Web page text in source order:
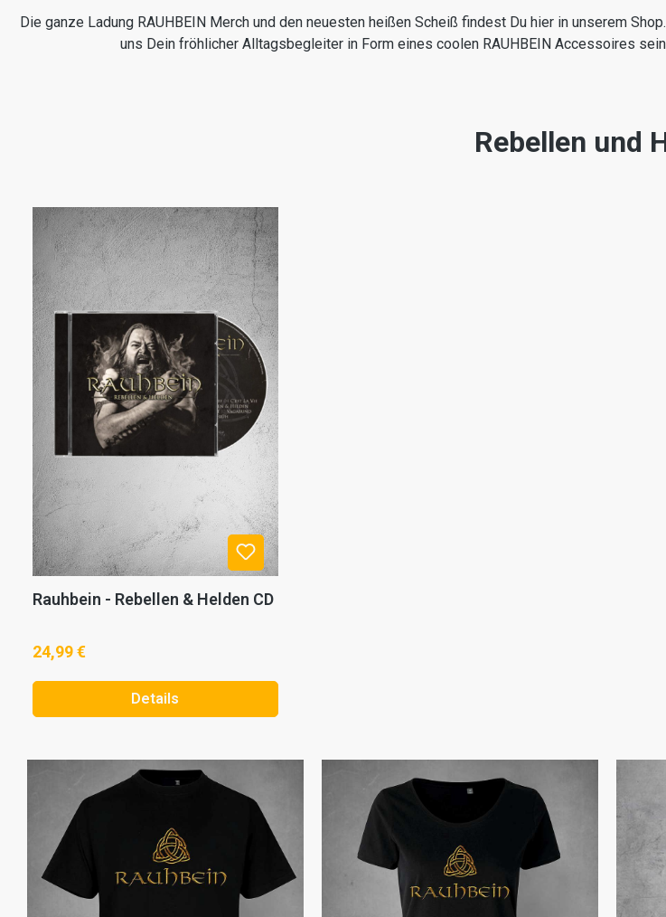
Die ganze Ladung RAUHBEIN Merch und den neuesten heißen Scheiß findest Du hier in unserem
uns Dein fröhlicher Alltagsbegleiter in Form eines coolen RAUHBEIN Accessoires
Rebellen und
Rauhbein - Rebellen & Helden CD
24,99 €
Details